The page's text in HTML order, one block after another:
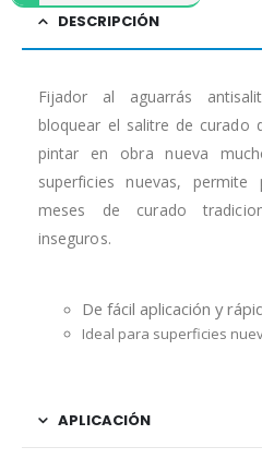
DESCRIPCIÓN
Fijador al aguarrás
bloquear el salitre de curado
pintar en obra nueva
superficies nuevas,
meses de curado
inseguros.
De fácil aplicación y
Ideal para superficies
APLICACIÓN